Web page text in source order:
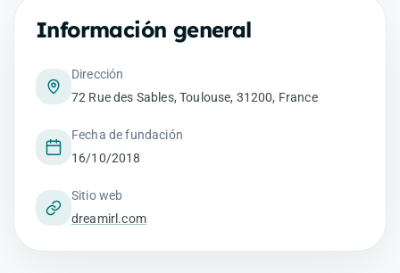
Información general
Dirección
72 Rue des Sables, Toulouse, 31200, France
Fecha de fundación
16/10/2018
Sitio web
dreamirl.com